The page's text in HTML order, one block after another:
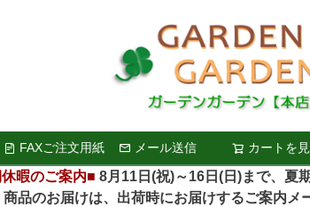
FAXご注文用紙 メール送信 カートを検索
暇のご案内■ 8月11日(祝)～16日(日)まで、夏
お届けは、出荷時にお届けするご案内メー